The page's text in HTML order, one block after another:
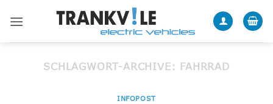
Inhalt
SCHLAGWORT-ARCHIVE: FAHRRAD
INFOPOST